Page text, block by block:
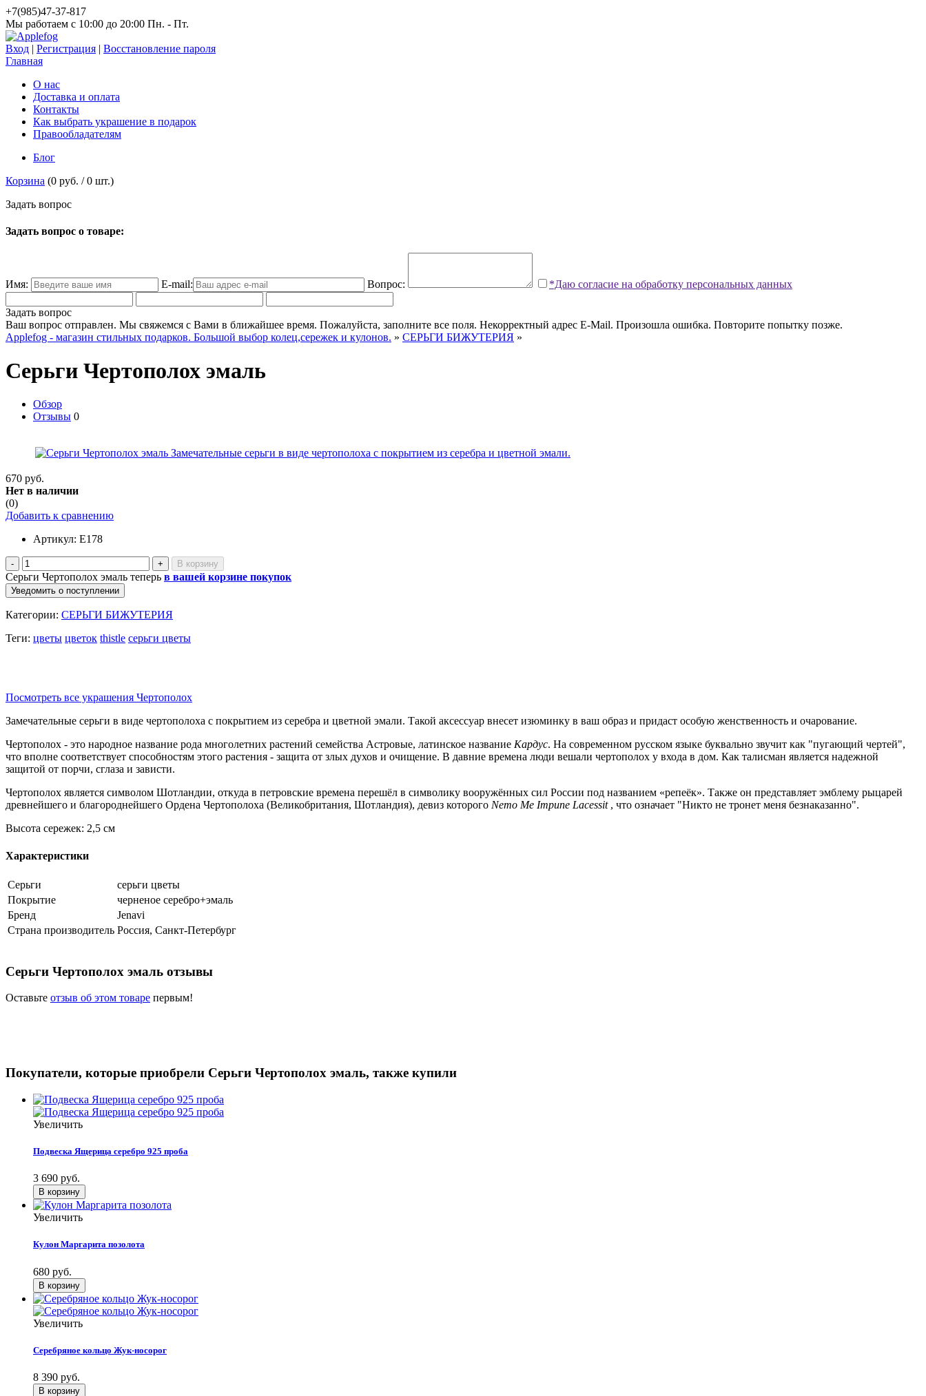
+7(985)47-37-817
Мы работаем c 10:00 до 20:00 Пн. - Пт.
Вход | Регистрация | Восстановление пароля
Главная
О нас
Доставка и оплата
Контакты
Как выбрать украшение в подарок
Правообладателям
Блог
Корзина (0 руб. /0 шт.)
Задать вопрос
Задать вопрос о товаре:
Имя: E-mail: Вопрос: *Даю согласие на обработку персональных данных
Задать вопрос
Ваш вопрос отправлен. Мы свяжемся с Вами в ближайшее время. Пожалуйста, заполните все поля. Некорректный адрес E-Mail. Произошла ошибка. Повторите попытку позже.
Applefog - магазин стильных подарков. Большой выбор колец,сережек и кулонов. » СЕРЬГИ БИЖУТЕРИЯ »
Серьги Чертополох эмаль
Обзор
Отзывы 0
670 руб.
Нет в наличии
(0)
Добавить к сравнению
Артикул: E178
- +
Серьги Чертополох эмаль теперь в вашей корзине покупок
Уведомить о поступлении
Категории: СЕРЬГИ БИЖУТЕРИЯ
Теги: цветы цветок thistle серьги цветы
Посмотреть все украшения Чертополох
Замечательные серьги в виде чертополоха с покрытием из серебра и цветной эмали. Такой аксессуар внесет изюминку в ваш образ и придаст особую женственность и очарование.
Чертополох - это народное название рода многолетних растений семейства Астровые, латинское название Кардус. На современном русском языке буквально звучит как "пугающий чертей",
что вполне соответствует способностям этого растения - защита от злых духов и очищение. В давние времена люди вешали чертополох у входа в дом. Как талисман является надежной
защитой от порчи, сглаза и зависти.
Чертополох является символом Шотландии, откуда в петровские времена перешёл в символику вооружённых сил России под названием «репеёк». Также он представляет эмблему рыцарей
древнейшего и благороднейшего Ордена Чертополоха (Великобритания, Шотландия), девиз которого Nemo Me Impune Lacessit, что означает "Никто не тронет меня безнаказанно".
Высота сережек: 2,5 см
Характеристики
Серьги
серьги цветы
Покрытие
черненое серебро+эмаль
Бренд
Jenavi
Страна производитель Россия, Санкт-Петербург
Серьги Чертополох эмаль отзывы
Оставьте отзыв об этом товаре первым!
Покупатели, которые приобрели Серьги Чертополох эмаль, также купили
Увеличить
Подвеска Ящерица серебро 925 проба
3 690 руб.
Увеличить
Кулон Маргарита позолота
680 руб.
Увеличить
Серебряное кольцо Жук-носорог
8 390 руб.